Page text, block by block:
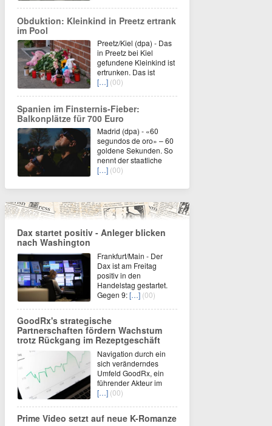
Obduktion: Kleinkind in Preetz ertrank
im Pool
Preetz/Kiel (dpa) - Das
in Preetz bei Kiel
gefundene Kleinkind ist
ertrunken. Das ist
[…] (00)
Spanien im Finsternis-Fieber:
Balkonplätze für 700 Euro
Madrid (dpa) - «60
segundos de oro» – 60
goldene Sekunden. So
nennt der staatliche
[…] (00)
Dax startet positiv - Anleger blicken
nach Washington
Frankfurt/Main - Der
Dax ist am Freitag
positiv in den
Handelstag gestartet.
Gegen 9:[…] (00)
GoodRx's strategische
Partnerschaften fördern Wachstum
trotz Rückgang im Rezeptgeschäft
Navigation durch ein
sich veränderndes
Umfeld GoodRx, ein
führender Akteur im
[…] (00)
Prime Video setzt auf neue K-Romanze